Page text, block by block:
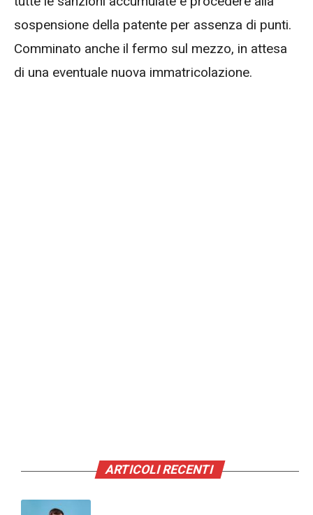
sospensione della patente per assenza di punti.
Comminato anche il fermo sul mezzo, in attesa
di una eventuale nuova immatricolazione.
ARTICOLI RECENTI